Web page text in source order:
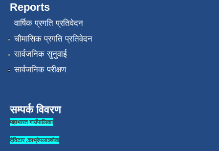
Reports
वार्षिक प्रगति प्रतिवेदन
चौमासिक प्रगति प्रतिवेदन
सार्वजनिक सुनुवाई
सार्वजनिक परीक्षण
सम्पर्क विवरण
महाभारत गाउँपालिका
देविटार ,काभ्रेपलाञ्चोक